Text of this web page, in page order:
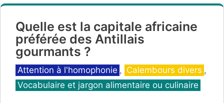
Quelle est la capitale africaine
préférée des Antillais
gourmants ?
Catégories
Attention à l'homophonie , Calembours divers ,
Vocabulaire et jargon alimentaire ou culinaire